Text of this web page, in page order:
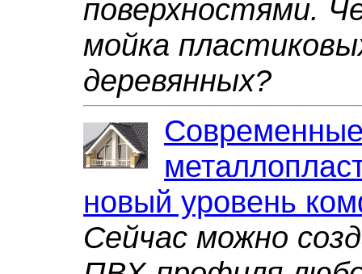
поверхностями.
мойка
деревянных?
новый уровень
Сейчас можно